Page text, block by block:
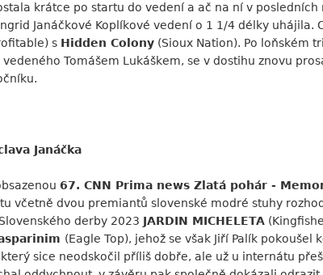
krátce po startu do vedení a ač na ní v
Janáčkové Koplíkové vedení o 1 1/4 délky
s Hidden Colony (Sioux Nation). Po loňském
vedeného Tomášem Lukáškem, se v dostihu znovu
Janáčka
67. CNN Prima news Zlatá pohár -
včetně dvou premiantů slovenské modré stuhy
derby 2023 JARDIN MICHELETA
(Eagle Top), jehož se však Jiří Palík
sice neodskočil příliš dobře, ale už u internátu